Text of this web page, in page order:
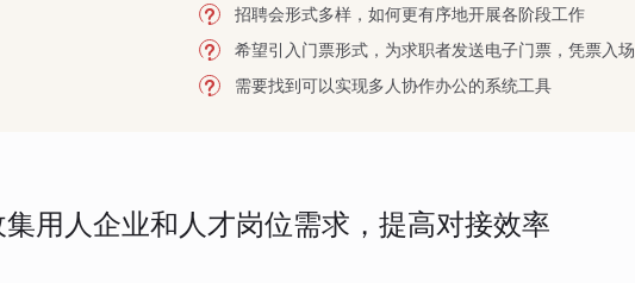
招聘会形式多样，如何更有序地开展各阶段工作
希望引入门票形式，为求职者发送电子门票，凭票入场
需要找到可以实现多人协作办公的系统工具
用人企业和人才岗位需求，提高对接效率